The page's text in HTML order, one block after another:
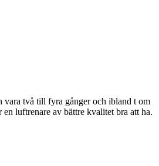
vara två till fyra gånger och ibland t om
luftrenare av bättre kvalitet bra att ha.